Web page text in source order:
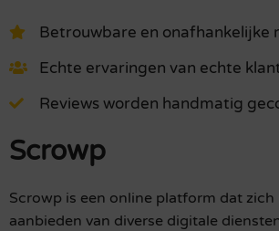
Betrouwbare en onafhankelijke
Echte ervaringen van echte
Reviews worden handmatig
Scrowp
Scrowp is een online platform dat
aanbieden van diverse digitale